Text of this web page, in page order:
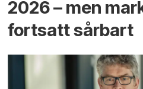
2026 – men
fortsatt sårbart